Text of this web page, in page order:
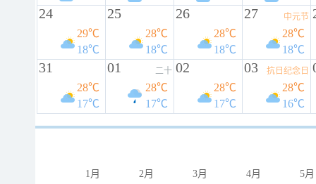
24
29℃
18℃
25
28℃
18℃
26
28℃
18℃
27 中元节
28℃
18℃
31
28℃
17℃
01 二十
28℃
17℃
02
28℃
17℃
03 抗日纪念日
28℃
16℃
1月 2月 3月 4月 5月